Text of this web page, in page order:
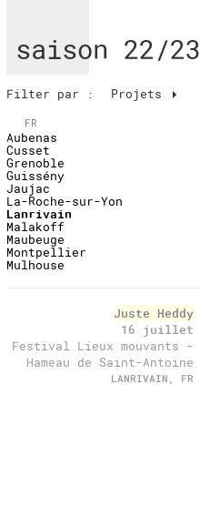
saison 22/23
Filter par : Projets
FR
Aubenas
Cusset
Grenoble
Guissény
Jaujac
La-Roche-sur-Yon
Lanrivain
Malakoff
Maubeuge
Montpellier
Mulhouse
Juste Heddy
16 juillet
Festival Lieux mouvants -
Hameau de Saint-Antoine
LANRIVAIN, FR